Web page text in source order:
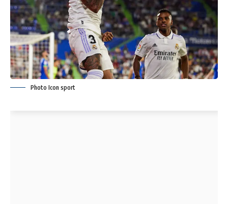
Photo Icon sport